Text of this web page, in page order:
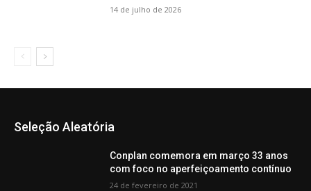
14 de julho de 2026
Seleção Aleatória
Conplan comemora em março 33 anos
com foco no aperfeiçoamento contínuo
24 de fevereiro de 2021